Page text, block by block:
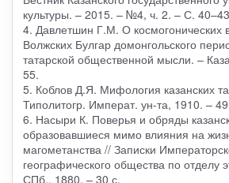
культуры. – 2015. – №4, ч. 2. – С.
4. Давлетшин Г.М. О космогонических
Волжских Булгар домонгольского
татарской общественной мысли. –
55.
5. Коблов Д.Я. Мифология казанских
Типолитогр. Императ. ун-та, 1910. –
6. Насыри К. Поверья и обряды
образовавшиеся мимо влияния на
магометанства // Записки
географического общества по отделу
СПб., 1880. – 30 с.